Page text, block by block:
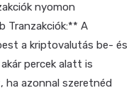
nyomon
Tranzakciók:** A
a kriptovalutás be- és
percek alatt is
ha azonnal szeretnéd